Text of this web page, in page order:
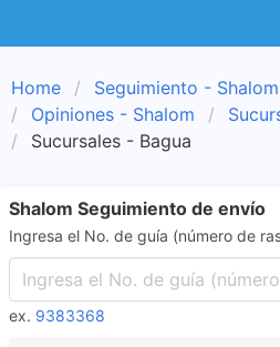
Home
Seguimiento - Shalom
Opiniones - Shalom
Sucursales - Bagua
Shalom Seguimiento de envío
Ingresa el No. de guía (número de
ex. 9383368